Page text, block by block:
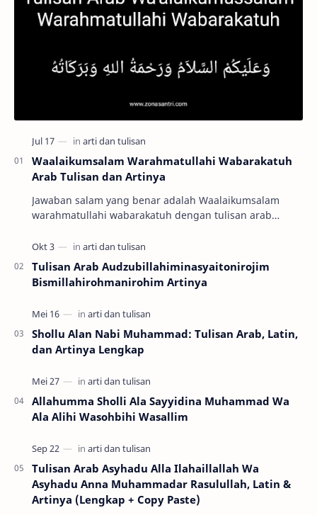
Waalaikumsalam Warahmatullahi Wabarakatuh
Arab Tulisan dan Artinya
Jawaban salam yang benar adalah Waalaikumsalam
warahmatullahi wabarakatuh dengan tulisan arab
Tulisan Arab Audzubillahiminasyaitonirojim
Bismillahirohmanirohim Artinya
Shollu Alan Nabi Muhammad: Tulisan Arab, Latin,
dan Artinya Lengkap
Allahumma Sholli Ala Sayyidina Muhammad Wa
Ala Alihi Wasohbihi Wasallim
Tulisan Arab Asyhadu Alla Ilahaillallah Wa
Asyhadu Anna Muhammadar Rasulullah, Latin &
Artinya (Lengkap + Copy Paste)